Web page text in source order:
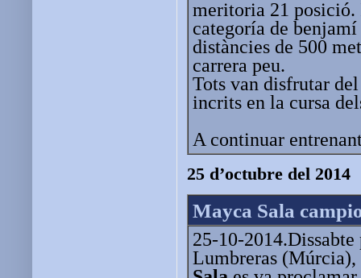
meritoria 21 posició.
categoría de
distàncies de 500
carrera peu.
Tots van disfrutar
incrits en la cursa
A continuar
25 d’octubre del 2014
Mayca Sala
25-10-2014.Dissabte
Lumbreras